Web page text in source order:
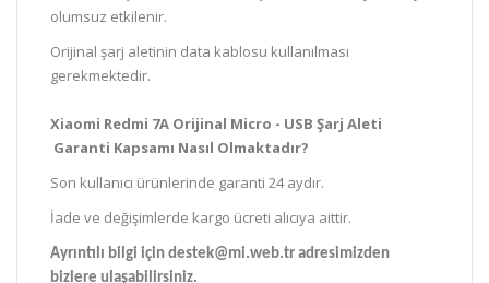
olumsuz etkilenir.
Orijinal şarj aletinin data kablosu kullanılması
gerekmektedir.
Xiaomi Redmi 7A Orijinal Micro - USB Şarj Aleti
Garanti Kapsamı Nasıl Olmaktadır?
Son kullanıcı ürünlerinde garanti 24 aydır.
İade ve değişimlerde kargo ücreti alıcıya aittir.
Ayrıntılı bilgi için destek@mi.web.tr adresimizden
bizlere ulaşabilirsiniz.